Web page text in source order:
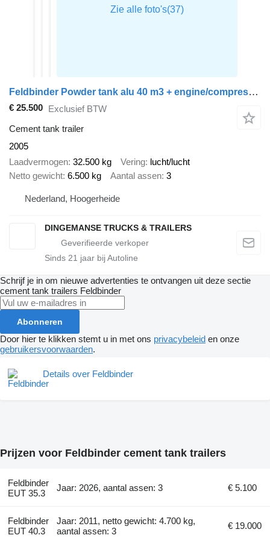
Feldbinder Powder tank alu 40 m3 + engine/compressor
€ 25.500 Exclusief BTW
Cement tank trailer
2005
Laadvermogen 32.500 kg Vering lucht/lucht
Netto gewicht 6.500 kg Aantal assen 3
Nederland, Hoogerheide
DINGEMANSE TRUCKS & TRAILERS
Sinds 21 jaar bij Autoline
Schrijf je in om nieuwe advertenties te ontvangen uit deze sectie
cement tank trailers Feldbinder
Abonneren
Door hier te klikken stemt u in met ons privacybeleid en onze
gebruikersvoorwaarden.
Details over Feldbinder
Prijzen voor Feldbinder cement tank trailers
Feldbinder
EUT 35.3
Jaar: 2026, aantal assen: 3 € 5.100
Feldbinder
EUT 40.3
Jaar: 2011, netto gewicht: 4.700 kg,
aantal assen: 3
€ 19.000